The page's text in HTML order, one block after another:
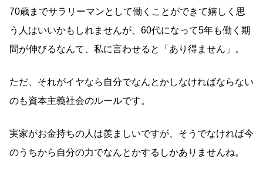
70歳までサラリーマンとして働くことができて嬉しく思
う人はいいかもしれませんが、60代になって5年も働く期
間が伸びるなんて、私に言わせると「あり得ません」。
ただ、それがイヤなら自分でなんとかしなければならない
のも資本主義社会のルールです。
実家がお金持ちの人は羨ましいですが、そうでなければ今
のうちから自分の力でなんとかするしかありませんね。